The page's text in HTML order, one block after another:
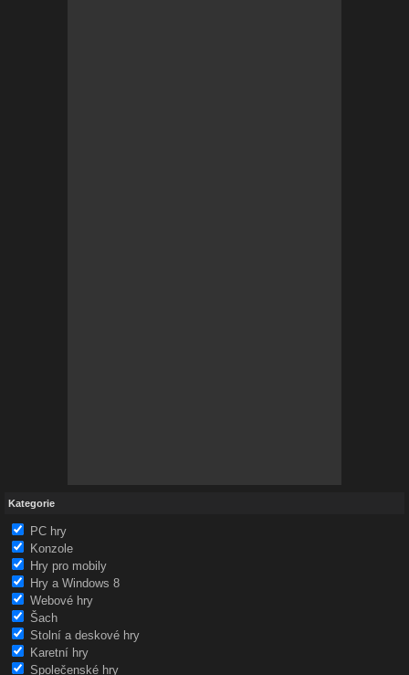
Kategorie
PC hry
Konzole
Hry pro mobily
Hry a Windows 8
Webové hry
Šach
Stolní a deskové hry
Karetní hry
Společenské hry